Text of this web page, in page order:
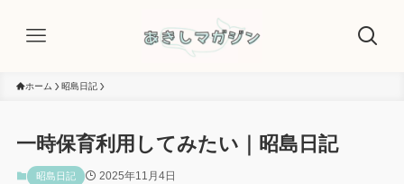
ホーム 昭島日記
一時保育利用してみたい｜昭島日記
昭島日記 2025年11月4日